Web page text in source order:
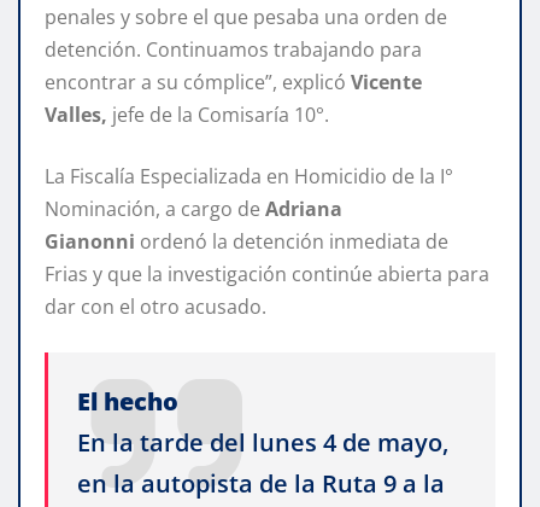
penales y sobre el que pesaba una orden de
detención. Continuamos trabajando para
encontrar a su cómplice”, explicó Vicente
Valles, jefe de la Comisaría 10°.
La Fiscalía Especializada en Homicidio de la I°
Nominación, a cargo de Adriana
Gianonni ordenó la detención inmediata de
Frias y que la investigación continúe abierta para
dar con el otro acusado.
El hecho
En la tarde del lunes 4 de mayo,
en la autopista de la Ruta 9 a la